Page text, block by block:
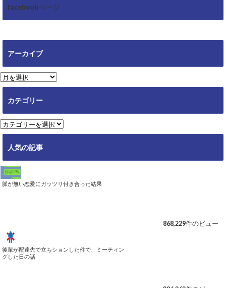
facebookページ
アーカイブ
ア
ー
ブ
カテゴリー
カ
テ
ー
人気の記事
脈が無い恋愛にガッツリ付き合った結果
868,229件のビュー
後輩が配達先で立ちションした件で、ミーティン
グした日の話